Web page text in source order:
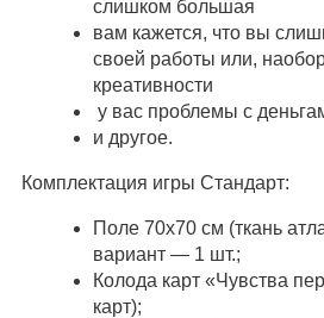
слишком большая
вам кажется, что вы
своей работы или,
креативности
у вас проблемы с
и другое.
Комплектация игры Стандарт:
Поле 70х70 см (ткань
вариант — 1 шт.;
Колода карт «Чувства
карт);